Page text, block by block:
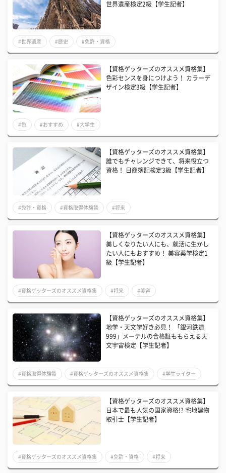
世界遺産検定2級【学生記者】
#世界遺産 #歴史 #免許・資格
【資格ゲッターズのオススメ資格集】
色彩センスを身につけよう！ カラーデ
ザイン検定3級【学生記者】
#色 #おすすめ #大学生
【資格ゲッターズのオススメ資格集】
誰でもチャレンジできて、将来役立つ
資格！ 日商簿記検定3級【学生記者】
#免許・資格 #資格取得体験談 #将来
【資格ゲッターズのオススメ資格集】
美しくなりたい人にも、就活に生かし
たい人にもおすすめ！ 美容薬学検定1
級【学生記者】
#資格ゲッターズのオススメ資格集 #将来 #美容
【資格ゲッターズのオススメ資格集】
地学・天文学好き必見！ 「銀河鉄道
999」メーテルの合格証ももらえる天
文宇宙検定【学生記者】
#資格取得体験談 #資格ゲッターズのオススメ資格集 #学生ライター
【資格ゲッターズのオススメ資格集】
日本で最も人気の国家資格!? 宅地建物
取引士【学生記者】
#資格ゲッターズのオススメ資格集 #免許・資格 #将来